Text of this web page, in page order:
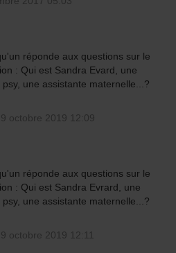
réponde aux questions sur le
: Qui est Sandra Evard, une
une assistante maternelle...?
octobre 2019 12:09
réponde aux questions sur le
: Qui est Sandra Evrard, une
une assistante maternelle...?
octobre 2019 12:11